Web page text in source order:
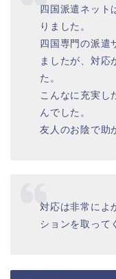
四国派遣ネット
りました。
四国専門の派遣
ましたが、対応
た。
こんなに充実し
んでした。
友人のお陰で助
対応は非常によ
ションを取って